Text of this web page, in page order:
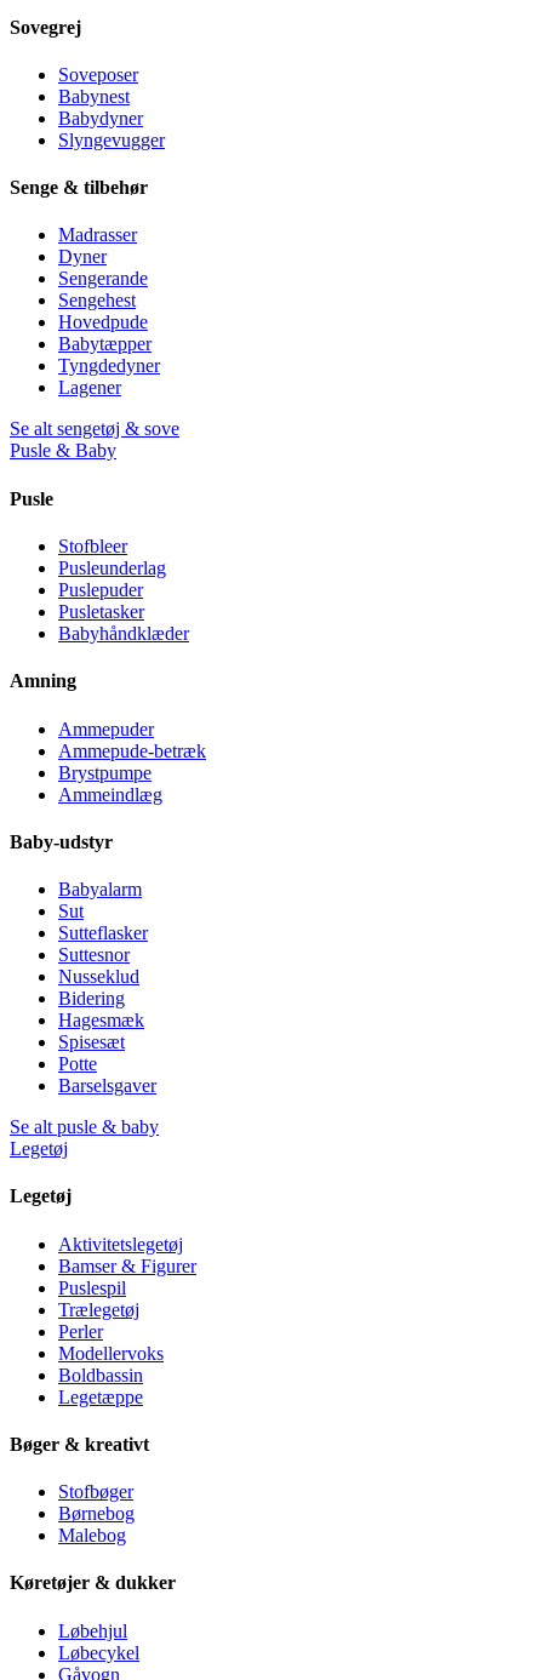
Sovegrej
Soveposer
Babynest
Babydyner
Slyngevugger
Senge & tilbehør
Madrasser
Dyner
Sengerande
Sengehest
Hovedpude
Babytæpper
Tyngdedyner
Lagener
Se alt sengetøj & sove
Pusle & Baby
Pusle
Stofbleer
Pusleunderlag
Puslepuder
Pusletasker
Babyhåndklæder
Amning
Ammepuder
Ammepude-betræk
Brystpumpe
Ammeindlæg
Baby-udstyr
Babyalarm
Sut
Sutteflasker
Suttesnor
Nusseklud
Bidering
Hagesmæk
Spisesæt
Potte
Barselsgaver
Se alt pusle & baby
Legetøj
Legetøj
Aktivitetslegetøj
Bamser & Figurer
Puslespil
Trælegetøj
Perler
Modellervoks
Boldbassin
Legetæppe
Bøger & kreativt
Stofbøger
Børnebog
Malebog
Køretøjer & dukker
Løbehjul
Løbecykel
Gåvogn